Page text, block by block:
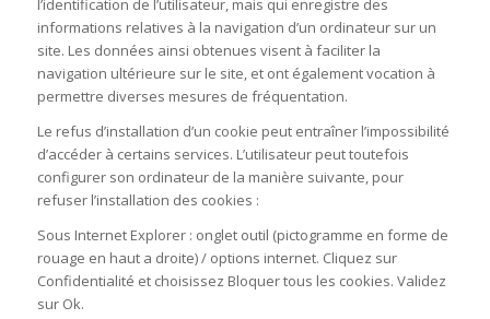
l’identification de l’utilisateur, mais qui enregistre des
informations relatives à la navigation d’un ordinateur sur un
site. Les données ainsi obtenues visent à faciliter la
navigation ultérieure sur le site, et ont également vocation à
permettre diverses mesures de fréquentation.
Le refus d’installation d’un cookie peut entraîner l’impossibilité
d’accéder à certains services. L’utilisateur peut toutefois
configurer son ordinateur de la manière suivante, pour
refuser l’installation des cookies :
Sous Internet Explorer : onglet outil (pictogramme en forme de
rouage en haut a droite) / options internet. Cliquez sur
Confidentialité et choisissez Bloquer tous les cookies. Validez
sur Ok.